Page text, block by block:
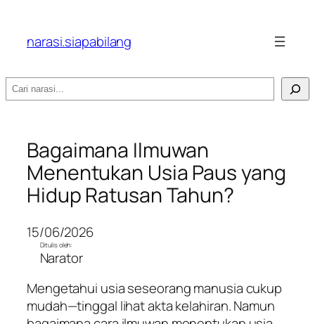
narasi.siapabilang
Search
Bagaimana Ilmuwan
Menentukan Usia Paus yang
Hidup Ratusan Tahun?
15/06/2026
Ditulis oleh:
Narator
Mengetahui usia seseorang manusia cukup
mudah—tinggal lihat akta kelahiran. Namun